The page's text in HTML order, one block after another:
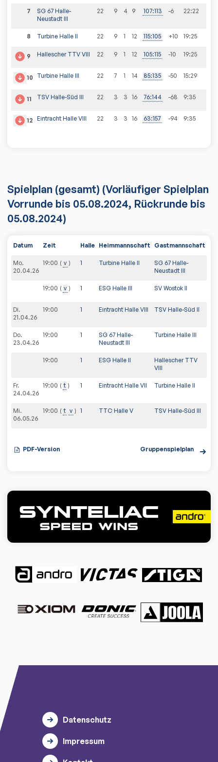
7
SG 67 Halle-
Neustadt III
22 9 4 9 107:113 -6 22:22
8 Turbine Halle II 22 9 1 12 115:105 +10 19:25
9 Hallescher TTV VIII 22 9 1 12 105:115 -10 19:25
10 Turbine Halle III 22 7 1 14 85:135 -50 15:29
11 TSV Halle-Süd III 22 3 3 16 76:144 -68 9:35
12 Eintracht Halle VIII 22 3 3 16 63:157 -94 9:35
Spielplan (gesamt) (Vorläufiger Spielplan
Vorrunde bis 05.08.2024, Rückrunde bis
05.08.2024)
Datum Zeit Halle Heimmannschaft Gastmannschaft
Mo.
20.04.26
19:00 v 1 Turbine Halle II
SG 67 Halle-
Neustadt III
19:00 v 1 ESG Halle III SV Wostok II
Di.
21.04.26
19:00 1 Eintracht Halle VIII TSV Halle-Süd II
Do.
23.04.26
19:00 1
SG 67 Halle-
Neustadt III
Turbine Halle III
19:00 1 ESG Halle II
Hallescher TTV
VIII
Fr.
24.04.26
19:00 t 1 Eintracht Halle VII Turbine Halle II
Mi.
06.05.26
19:00 t v 1 TTC Halle V TSV Halle-Süd III
PDF-Version Gruppenspielplan
Datenschutz
Impressum